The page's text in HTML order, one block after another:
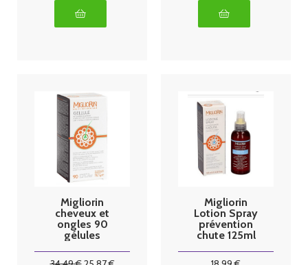
Migliorin
cheveux et
ongles 90
gélules
Migliorin
Lotion Spray
prévention
chute 125ml